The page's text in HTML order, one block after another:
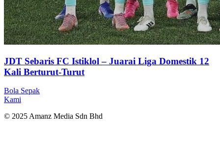
JDT Sebaris FC Istiklol – Juarai Liga Domestik 12
Kali Berturut-Turut
Bola Sepak
Kami
© 2025 Amanz Media Sdn Bhd